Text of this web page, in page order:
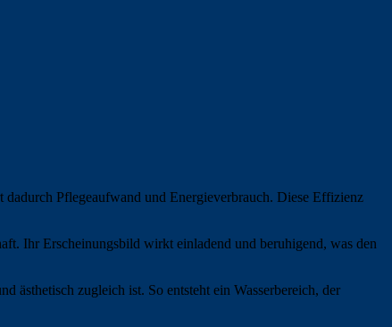
Pflegeaufwand und Energieverbrauch. Diese Effizienz
Ihr Erscheinungsbild wirkt einladend und beruhigend, was den
ästhetisch zugleich ist. So entsteht ein Wasserbereich, der